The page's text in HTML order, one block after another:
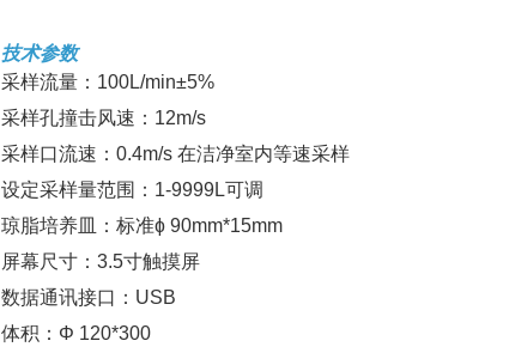
技术参数
采样流量：100L/min±5%
采样孔撞击风速：12m/s
采样口流速：0.4m/s 在洁净室内等速采样
设定采样量范围：1-9999L可调
琼脂培养皿：标准ɸ 90mm*15mm
屏幕尺寸：3.5寸触摸屏
数据通讯接口：USB
体积：Φ 120*300